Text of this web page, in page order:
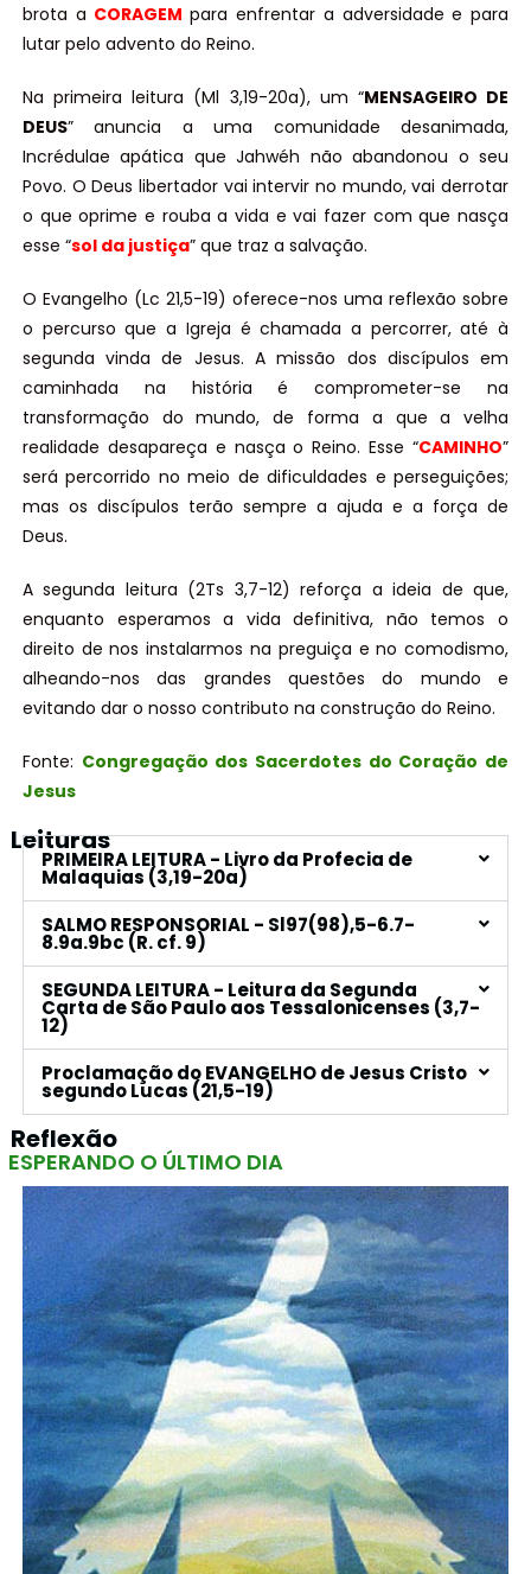
brota a CORAGEM para enfrentar a adversidade e para
lutar pelo advento do Reino.
Na primeira leitura (Ml 3,19-20a), um “MENSAGEIRO DE
DEUS” anuncia a uma comunidade desanimada,
Incrédulae apática que Jahwéh não abandonou o seu
Povo. O Deus libertador vai intervir no mundo, vai derrotar
o que oprime e rouba a vida e vai fazer com que nasça
esse “sol da justiça” que traz a salvação.
O Evangelho (Lc 21,5-19) oferece-nos uma reflexão sobre
o percurso que a Igreja é chamada a percorrer, até à
segunda vinda de Jesus. A missão dos discípulos em
caminhada na história é comprometer-se na
transformação do mundo, de forma a que a velha
realidade desapareça e nasça o Reino. Esse “CAMINHO”
será percorrido no meio de dificuldades e perseguições;
mas os discípulos terão sempre a ajuda e a força de
Deus.
A segunda leitura (2Ts 3,7-12) reforça a ideia de que,
enquanto esperamos a vida definitiva, não temos o
direito de nos instalarmos na preguiça e no comodismo,
alheando-nos das grandes questões do mundo e
evitando dar o nosso contributo na construção do Reino.
Fonte: Congregação dos Sacerdotes do Coração de
Jesus
Leituras
PRIMEIRA LEITURA - Livro da Profecia de
Malaquias (3,19-20a)
SALMO RESPONSORIAL - Sl97(98),5-6.7-
8.9a.9bc (R. cf. 9)
SEGUNDA LEITURA - Leitura da Segunda
Carta de São Paulo aos Tessalonicenses (3,7-
12)
Proclamação do EVANGELHO de Jesus Cristo
segundo Lucas (21,5-19)
Reflexão
ESPERANDO O ÚLTIMO DIA